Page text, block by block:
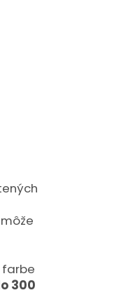
farbe
300